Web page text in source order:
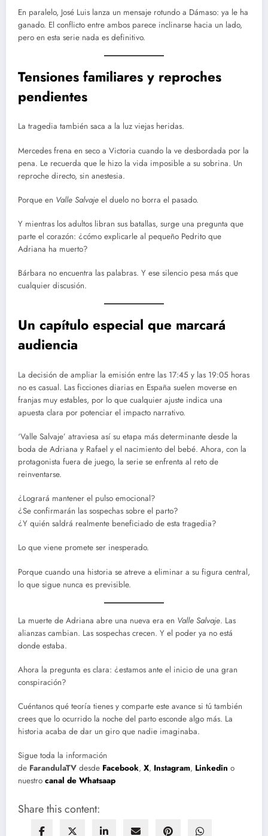
En paralelo, José Luis lanza un mensaje rotundo a Dámaso: ya le ha
ganado. El conflicto entre ambos parece inclinarse hacia un lado,
pero en esta serie nada es definitivo.
Tensiones familiares y reproches
pendientes
La tragedia también saca a la luz viejas heridas.
Mercedes frena en seco a Victoria cuando la ve desbordada por la
pena. Le recuerda que le hizo la vida imposible a su sobrina. Un
reproche directo, sin anestesia.
Porque en Valle Salvaje el duelo no borra el pasado.
Y mientras los adultos libran sus batallas, surge una pregunta que
parte el corazón: ¿cómo explicarle al pequeño Pedrito que
Adriana ha muerto?
Bárbara no encuentra las palabras. Y ese silencio pesa más que
cualquier discusión.
Un capítulo especial que marcará
audiencia
La decisión de ampliar la emisión entre las 17:45 y las 19:05 horas
no es casual. Las ficciones diarias en España suelen moverse en
franjas muy estables, por lo que cualquier ajuste indica una
apuesta clara por potenciar el impacto narrativo.
‘Valle Salvaje’ atraviesa así su etapa más determinante desde la
boda de Adriana y Rafael y el nacimiento del bebé. Ahora, con la
protagonista fuera de juego, la serie se enfrenta al reto de
reinventarse.
¿Logrará mantener el pulso emocional?
¿Se confirmarán las sospechas sobre el parto?
¿Y quién saldrá realmente beneficiado de esta tragedia?
Lo que viene promete ser inesperado.
Porque cuando una historia se atreve a eliminar a su figura central,
lo que sigue nunca es previsible.
La muerte de Adriana abre una nueva era en Valle Salvaje. Las
alianzas cambian. Las sospechas crecen. Y el poder ya no está
donde estaba.
Ahora la pregunta es clara: ¿estamos ante el inicio de una gran
conspiración?
Cuéntanos qué teoría tienes y comparte este avance si tú también
crees que lo ocurrido la noche del parto esconde algo más. La
historia acaba de dar un giro que nadie imaginaba.
Sigue toda la información
de FarandulaTV desde Facebook, X, Instagram, Linkedin o
nuestro canal de Whatsaap
Share this content: